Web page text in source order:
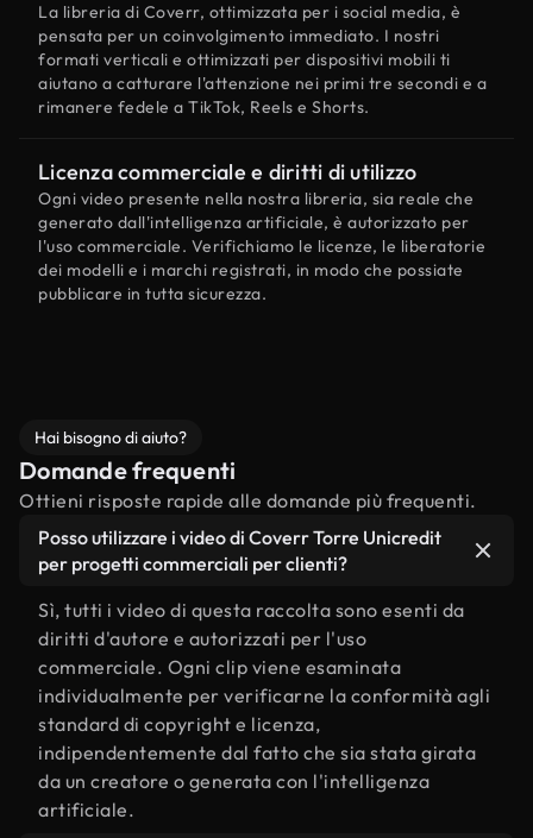
La libreria di Coverr, ottimizzata per i social media, è
pensata per un coinvolgimento immediato. I nostri
formati verticali e ottimizzati per dispositivi mobili ti
aiutano a catturare l'attenzione nei primi tre secondi e a
rimanere fedele a TikTok, Reels e Shorts.
Licenza commerciale e diritti di utilizzo
Ogni video presente nella nostra libreria, sia reale che
generato dall'intelligenza artificiale, è autorizzato per
l'uso commerciale. Verifichiamo le licenze, le liberatorie
dei modelli e i marchi registrati, in modo che possiate
pubblicare in tutta sicurezza.
Hai bisogno di aiuto?
Domande frequenti
Ottieni risposte rapide alle domande più frequenti.
Posso utilizzare i video di Coverr Torre Unicredit
per progetti commerciali per clienti?
Sì, tutti i video di questa raccolta sono esenti da
diritti d'autore e autorizzati per l'uso
commerciale. Ogni clip viene esaminata
individualmente per verificarne la conformità agli
standard di copyright e licenza,
indipendentemente dal fatto che sia stata girata
da un creatore o generata con l'intelligenza
artificiale.